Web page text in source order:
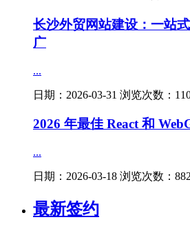
长沙外贸网站建设：一站
广
...
日期：2026-03-31 浏览次数：
2026 年最佳 React 和
...
日期：2026-03-18 浏览次数：882
最新签约